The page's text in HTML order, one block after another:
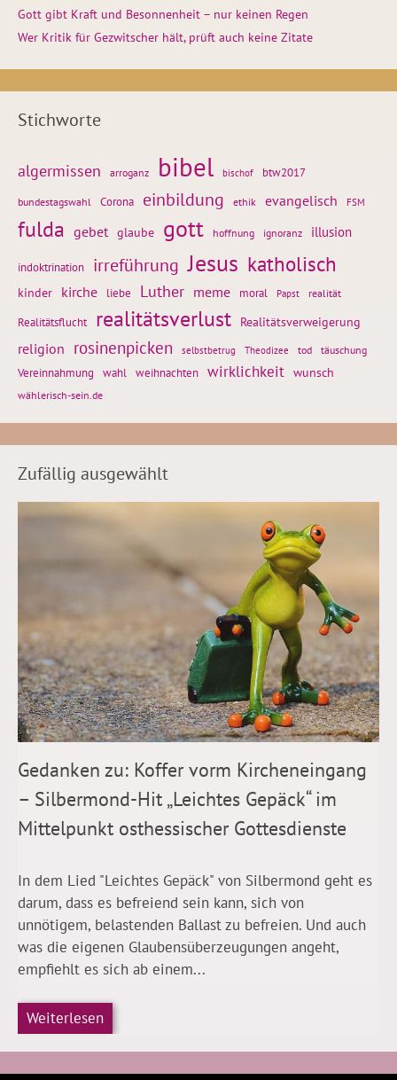
Gott gibt Kraft und Besonnenheit – nur keinen Regen
Wer Kritik für Gezwitscher hält, prüft auch keine Zitate
Stichworte
algermissen arroganz bibel bischof btw2017
bundestagswahl Corona einbildung ethik evangelisch FSM
fulda gebet glaube gott hoffnung ignoranz illusion
indoktrination irreführung Jesus katholisch
kinder kirche liebe Luther meme moral Papst realität
Realitätsflucht realitätsverlust Realitätsverweigerung
religion rosinenpicken selbstbetrug Theodizee tod täuschung
Vereinnahmung wahl weihnachten wirklichkeit wunsch
wählerisch-sein.de
Zufällig ausgewählt
Gedanken zu: Koffer vorm Kircheneingang
– Silbermond-Hit „Leichtes Gepäck“ im
Mittelpunkt osthessischer Gottesdienste
In dem Lied "Leichtes Gepäck" von Silbermond geht es
darum, dass es befreiend sein kann, sich von
unnötigem, belastenden Ballast zu befreien. Und auch
was die eigenen Glaubensüberzeugungen angeht,
empfiehlt es sich ab einem...
Weiterlesen